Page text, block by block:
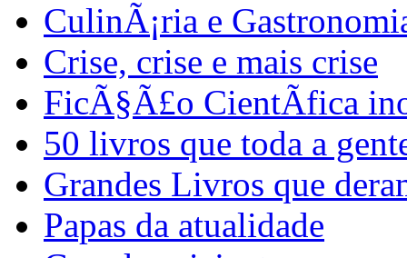
CulinÃ¡ria e
Crise, crise e mais crise
FicÃ§Ã£o CientÃ­fica
50 livros que toda a
Grandes Livros que
Papas da atualidade